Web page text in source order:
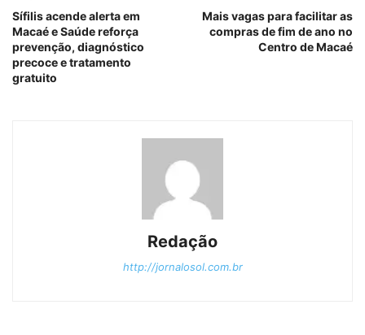
Sífilis acende alerta em
Macaé e Saúde reforça
prevenção, diagnóstico
precoce e tratamento
gratuito
Mais vagas para facilitar as
compras de fim de ano no
Centro de Macaé
Redação
http://jornalosol.com.br